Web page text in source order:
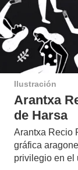
Ilustración
Arantxa
de Harsa
Arantxa Recio
gráfica
privilegio en